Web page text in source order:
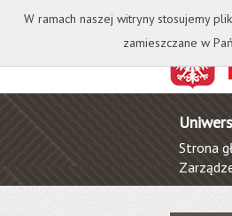
Strona
W ramach naszej witryny stosujemy
zamieszczane w